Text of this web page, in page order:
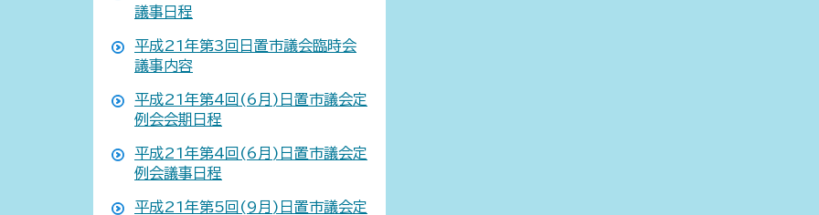
議事日程
平成21年第3回日置市議会臨時会
議事内容
平成21年第4回(6月)日置市議会定
例会会期日程
平成21年第4回(6月)日置市議会定
例会議事日程
平成21年第5回(9月)日置市議会定